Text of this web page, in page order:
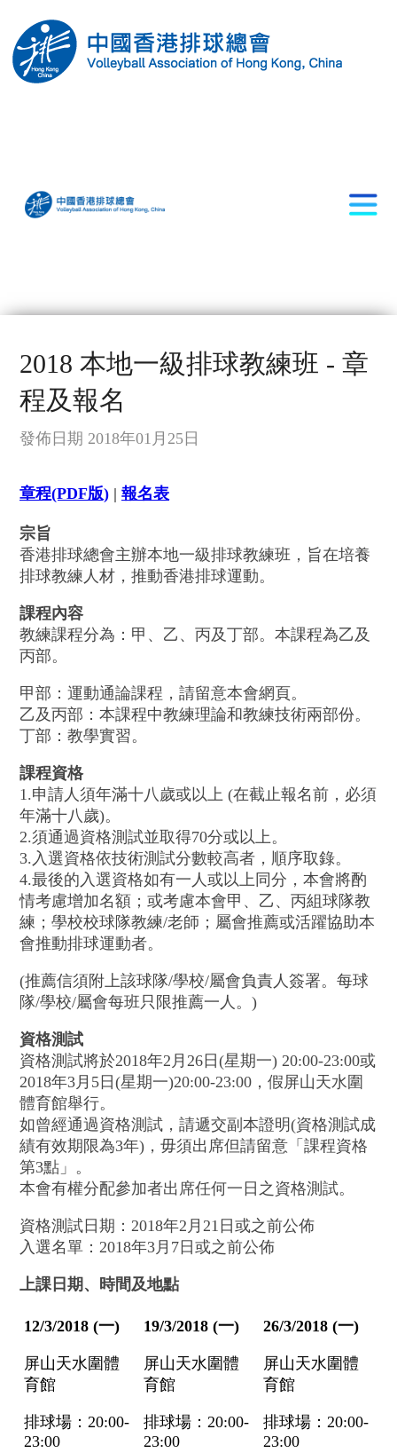
2018 本地一級排球教練班 - 章
程及報名
發佈日期 2018年01月25日
章程(PDF版) | 報名表
宗旨
香港排球總會主辦本地一級排球教練班，旨在培養
排球教練人材，推動香港排球運動。
課程內容
教練課程分為：甲、乙、丙及丁部。本課程為乙及
丙部。
甲部：運動通論課程，請留意本會網頁。
乙及丙部：本課程中教練理論和教練技術兩部份。
丁部：教學實習。
課程資格
1.申請人須年滿十八歲或以上 (在截止報名前，必須
年滿十八歲)。
2.須通過資格測試並取得70分或以上。
3.入選資格依技術測試分數較高者，順序取錄。
4.最後的入選資格如有一人或以上同分，本會將酌
情考慮增加名額；或考慮本會甲、乙、丙組球隊教
練；學校校球隊教練/老師；屬會推薦或活躍協助本
會推動排球運動者。
(推薦信須附上該球隊/學校/屬會負責人簽署。每球
隊/學校/屬會每班只限推薦一人。)
資格測試
資格測試將於2018年2月26日(星期一) 20:00-23:00或
2018年3月5日(星期一)20:00-23:00，假屏山天水圍
體育館舉行。
如曾經通過資格測試，請遞交副本證明(資格測試成
績有效期限為3年)，毋須出席但請留意「課程資格
第3點」。
本會有權分配參加者出席任何一日之資格測試。
資格測試日期：2018年2月21日或之前公佈
入選名單：2018年3月7日或之前公佈
上課日期、時間及地點
12/3/2018 (一)
屏山天水圍體
育館
排球場：20:00-
23:00
19/3/2018 (一)
屏山天水圍體
育館
排球場：20:00-
23:00
26/3/2018 (一)
屏山天水圍體
育館
排球場：20:00-
23:00